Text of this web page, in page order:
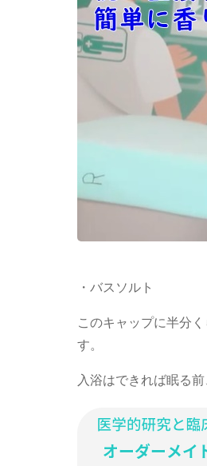
・バスソルト
このキャップに半分
す。
入浴はできれば眠る